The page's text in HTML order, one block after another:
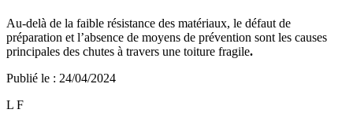
Au-delà de la faible résistance des matériaux, le défaut de
préparation et l’absence de moyens de prévention sont les causes
principales des chutes à travers une toiture fragile.
Publié le : 24/04/2024
L F